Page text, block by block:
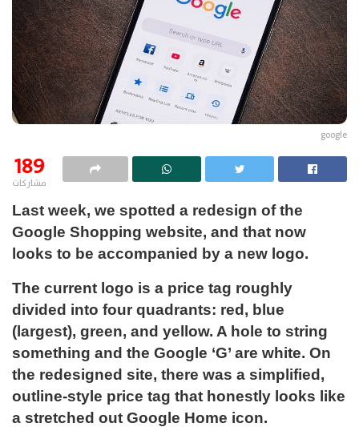
google
189
مشاركات
Last week, we spotted a redesign of the
Google Shopping website, and that now
looks to be accompanied by a new logo.
The current logo is a price tag roughly
divided into four quadrants: red, blue
(largest), green, and yellow. A hole to string
something and the Google ‘G’ are white. On
the redesigned site, there was a simplified,
outline-style price tag that honestly looks like
a stretched out Google Home icon.